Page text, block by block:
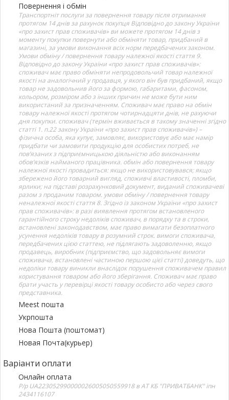
Повернення і обмін
Транспортніт послуги за повернення товару після отримання
протягом 14 днів за рахунок покупця Відповідно до закону України
«про захист прав споживачів» ви можете протягом 14 днів з
моменту покупки повернути або обміняти товар, придбаний в
магазині, за умови виконання всіх норм передбачених законом.
Умови обміну / повернення товару належної якості стаття 9.
Відповідно до закону України «про захист прав споживачів»:
споживач має право обміняти непродовольчий товар належної
якості на аналогічний у продавця, у якого він був придбаний, якщо
товар не задовольнив його за формою, габаритами, фасоном,
кольором, розміром або з інших причин не може бути ним
використаний за призначенням. Споживач має право на обмін
товару належної якості протягом чотирнадцяти днів, не рахуючи
дня покупки. споживач (термін вживається в такому значенні згідно
статті 1. п.22 закону України «про захист прав споживачів») –
фізична особа, яка купує, замовляє, використовує або має намір
придбати чи замовити продукцію для особистих потреб, не
пов’язаних з підприємницькою діяльністю або виконанням
обов’язків найманого працівника. обмін або повернення товару
належної якості провадиться: якщо не використовувався; якщо
збережено його товарний вигляд, споживчі властивості, пломби,
ярлики; на підставі розрахунковий документ, виданий споживачеві
разом з проданим товаром. умови обміну / повернення товару
неналежної якості стаття 8. Згідно із законом України «про захист
прав споживачів»: в разі виявлення протягом встановленого
гарантійного строку недоліків споживач, в порядку та в строки,
встановлені законодавством, має право вимагати безоплатного
усунення недоліків товару в розумний строк. вимоги споживача,
передбачених цією статтею, не підлягають задоволенню, якщо
продавець, виробник (підприємство, що задовольняє вимоги
споживача, встановлені частиною першою цієї статті) доведуть, що
недоліки товару виникли внаслідок порушення споживачем правил
користування товаром або його зберігання. Споживач має право
брати участь у перевірці якості товару особисто або через свого
представника.
Meest пошта
Укрпошта
Нова Пошта (поштомат)
Новая Почта(курьер)
Варіанти оплати
Онлайн оплата
Р/р UA223052990000026005050559918 в АТ КБ "ПРИВАТБАНК" іпн
2434116107